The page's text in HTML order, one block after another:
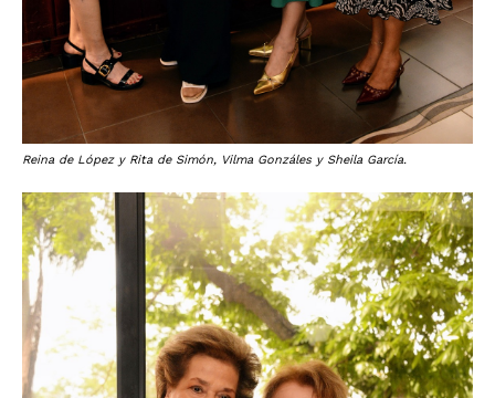
Reina de López y Rita de Simón, Vilma Gonzáles y Sheila García.